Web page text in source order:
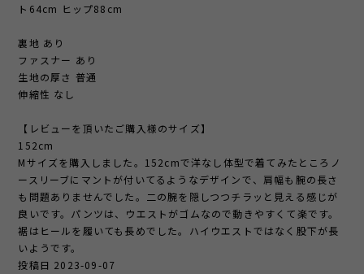
ト64cm ヒップ88cm
裏地 あり
ファスナー あり
生地の厚さ 普通
伸縮性 なし
【レビューを頂いたご購入様のサイズ】
152cm
Mサイズを購入しました。152cmで洋なし体型で着てみたところノ
ースリーブにマントが付いてるようなデザインで、肩幅も腕の長さ
も問題ありませんでした。二の腕を隠しつつチラッと見える感じが
良いです。パンツは、ウエストがゴムなので動きやすくて楽です。
裾はヒールを履いても長めでした。ハイウエストではなく股下が長
いようです。
投稿日 2023-09-07